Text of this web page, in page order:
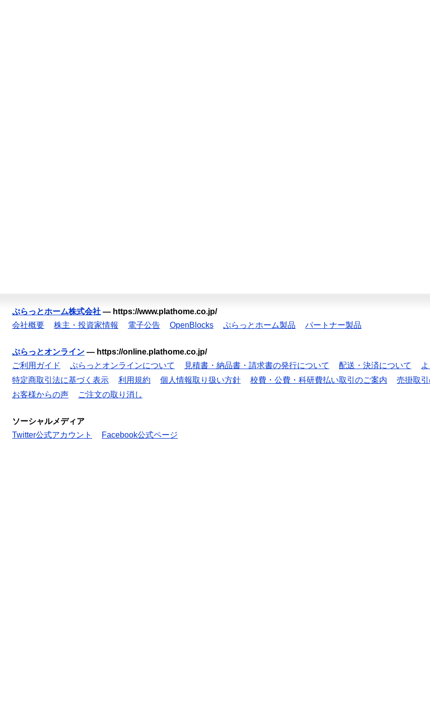
ぷらっとホーム株式会社 — https://www.plathome.co.jp/
会社概要
株主・投資家情報 電子公告 OpenBlocks ぷらっとホーム製品 パートナー製品
ぷらっとオンライン — https://online.plathome.co.jp/
ご利用ガイド
ぷらっとオンラインについて 見積書・納品書・請求書の発行について 配送・決済について
特定商取引法に基づく表示
利用規約 個人情報取り扱い方針 校費・公費・科研費払い取引のご案内 売掛取
お客様からの声
ご注文の取り消し
ソーシャルメディア
Twitter公式アカウント
Facebook公式ページ